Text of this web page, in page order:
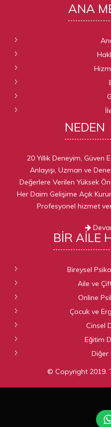
ANA
NEDEN
20 Yıllık Deneyim, Güven
Anlayışı, Uzman ve
Değerlere Verilen Yüksek
Her Daim Gelişime Açık
Profesyonel hizmet
BIR AILE
Bireysel
Aile ve
Online
Çocuk ve
Cinsel
Eğitim
Diğer
© Copyright 2019.